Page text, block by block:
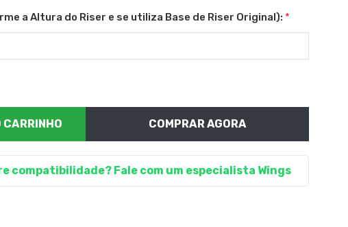
a Altura do Riser e se utiliza Base de Riser Original): *
COMPRAR AGORA
compatibilidade? Fale com um especialista Wings